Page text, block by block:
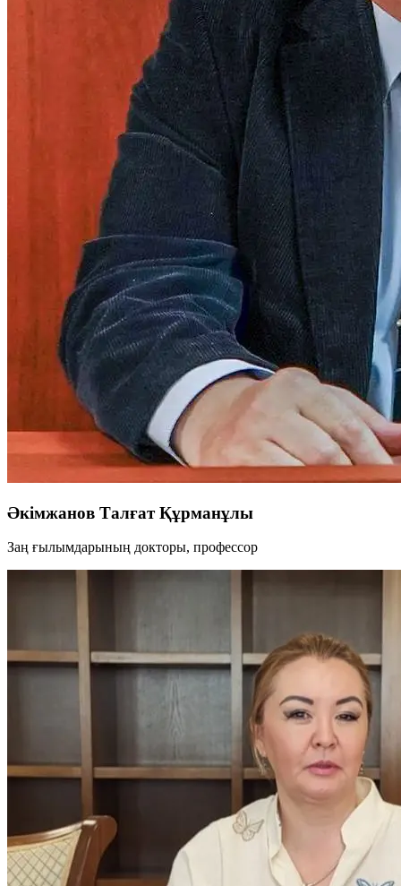
Әкімжанов Талғат Құрманұлы
Заң ғылымдарының докторы, профессор